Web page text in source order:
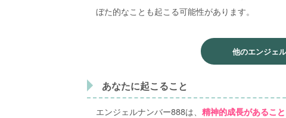
ぼた的なことも起こる可能性があります。
他のエンジェ
あなたに起こること
エンジェルナンバー888は、 精神的成長があるこ